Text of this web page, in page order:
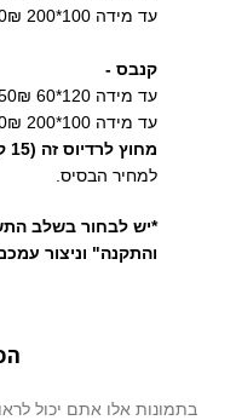
עד מידה 100*200 500₪
קנבס -
עד מידה 120*60 250₪
עד מידה 100*200 350₪
מחוץ לרדיוס זה (15 ק"מ מתל אביב)
למחיר הבסיס.
*יש לבחור בשלב
והתקנה" וניצור